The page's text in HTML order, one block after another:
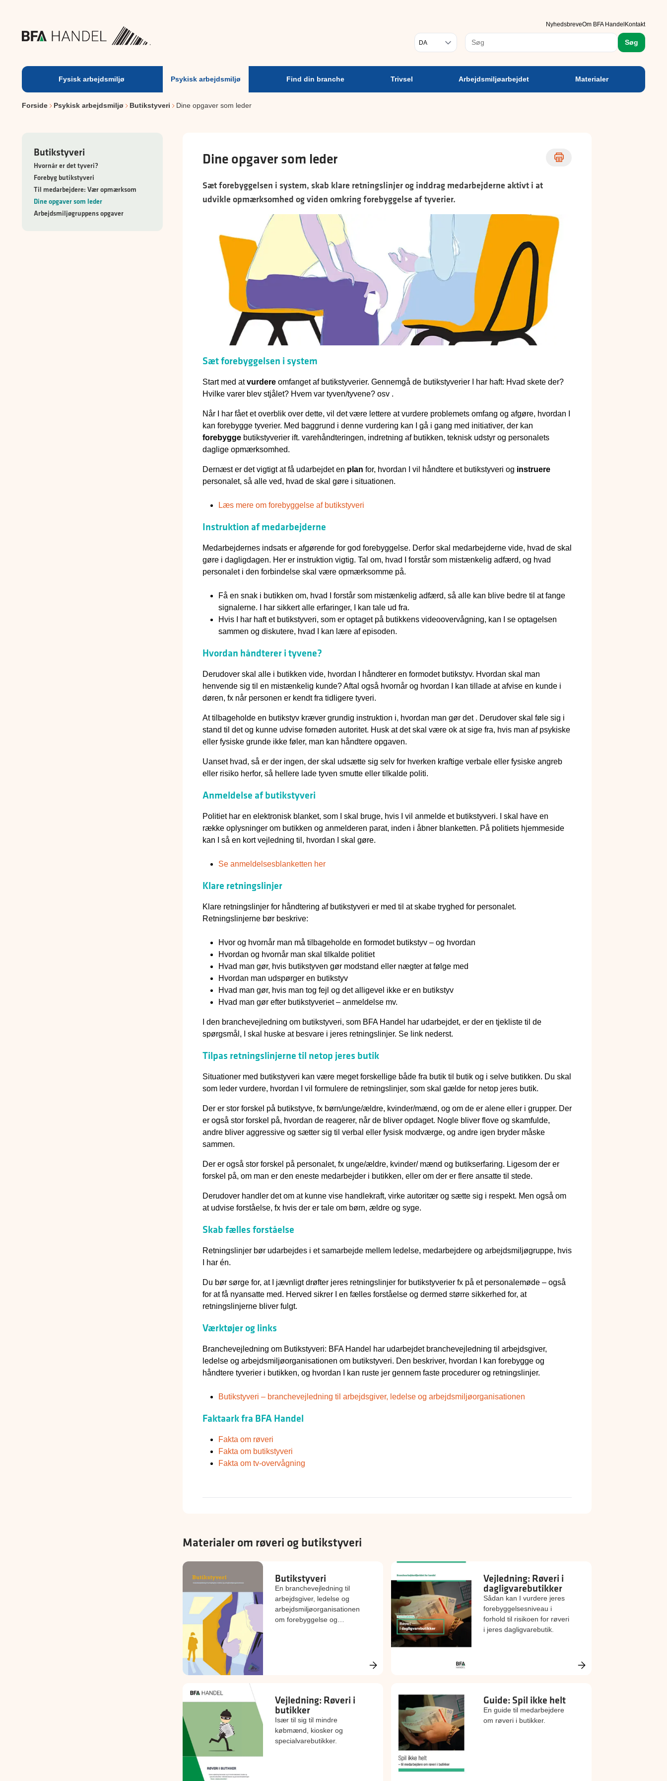
NyhedsbreveOm BFA Handel Kontakt
Vælg sprog Søg
Fysisk arbejdsmiljø Psykisk arbejdsmiljø Find din branche Trivsel Arbejdsmiljøarbejdet Materialer
Forside Psykisk arbejdsmiljø Butikstyveri Dine opgaver som leder
Butikstyveri
Hvornår er det tyveri?
Forebyg butikstyveri
Til medarbejdere: Vær opmærksom
Dine opgaver som leder
Arbejdsmiljøgruppens opgaver
Dine opgaver som leder
Sæt forebyggelsen i system, skab klare retningslinjer og inddrag medarbejderne aktivt i at
udvikle opmærksomhed og viden omkring forebyggelse af tyverier.
Sæt forebyggelsen i system
Start med atvurdere omfanget af butikstyverier. Gennemgå de butikstyverier I har haft: Hvad skete der?
Hvilke varer blev stjålet? Hvem var tyven/tyvene? osv .
Når I har fået et overblik over dette, vil det være lettere at vurdere problemets omfang og afgøre, hvordan I
kan forebygge tyverier. Med baggrund i denne vurdering kan I gå i gang med initiativer, der kan
forebygge butikstyverier ift. varehåndteringen, indretning af butikken, teknisk udstyr og personalets
daglige opmærksomhed.
Dernæst er det vigtigt at få udarbejdet en plan for, hvordan I vil håndtere et butikstyveri og instruere
personalet, så alle ved, hvad de skal gøre i situationen.
Læs mere om forebyggelse af butikstyveri
Instruktion af medarbejderne
Medarbejdernes indsats er afgørende for god forebyggelse. Derfor skal medarbejderne vide, hvad de skal
gøre i dagligdagen. Her er instruktion vigtig. Tal om, hvad I forstår som mistænkelig adfærd, og hvad
personalet i den forbindelse skal være opmærksomme på.
Få en snak i butikken om, hvad I forstår som mistænkelig adfærd, så alle kan blive bedre til at fange
signalerne. I har sikkert alle erfaringer, I kan tale ud fra.
Hvis I har haft et butikstyveri, som er optaget på butikkens videoovervågning, kan I se optagelsen
sammen og diskutere, hvad I kan lære af episoden.
Hvordan håndterer i tyvene?
Derudover skal alle i butikken vide, hvordan I håndterer en formodet butikstyv. Hvordan skal man
henvende sig til en mistænkelig kunde? Aftal også hvornår og hvordan I kan tillade at afvise en kunde i
døren, fx når personen er kendt fra tidligere tyveri.
At tilbageholde en butikstyv kræver grundig instruktion i, hvordan man gør det . Derudover skal føle sig i
stand til det og kunne udvise fornøden autoritet. Husk at det skal være ok at sige fra, hvis man af psykiske
eller fysiske grunde ikke føler, man kan håndtere opgaven.
Uanset hvad, så er der ingen, der skal udsætte sig selv for hverken kraftige verbale eller fysiske angreb
eller risiko herfor, så hellere lade tyven smutte eller tilkalde politi.
Anmeldelse af butikstyveri
Politiet har en elektronisk blanket, som I skal bruge, hvis I vil anmelde et butikstyveri. I skal have en
række oplysninger om butikken og anmelderen parat, inden i åbner blanketten. På politiets hjemmeside
kan I så en kort vejledning til, hvordan I skal gøre.
Se anmeldelsesblanketten her
Klare retningslinjer
Klare retningslinjer for håndtering af butikstyveri er med til at skabe tryghed for personalet.
Retningslinjerne bør beskrive:
Hvor og hvornår man må tilbageholde en formodet butikstyv – og hvordan
Hvordan og hvornår man skal tilkalde politiet
Hvad man gør, hvis butikstyven gør modstand eller nægter at følge med
Hvordan man udspørger en butikstyv
Hvad man gør, hvis man tog fejl og det alligevel ikke er en butikstyv
Hvad man gør efter butikstyveriet – anmeldelse mv.
I den branchevejledning om butikstyveri, som BFA Handel har udarbejdet, er der en tjekliste til de
spørgsmål, I skal huske at besvare i jeres retningslinjer. Se link nederst.
Tilpas retningslinjerne til netop jeres butik
Situationer med butikstyveri kan være meget forskellige både fra butik til butik og i selve butikken. Du skal
som leder vurdere, hvordan I vil formulere de retningslinjer, som skal gælde for netop jeres butik.
Der er stor forskel på butikstyve, fx børn/unge/ældre, kvinder/mænd, og om de er alene eller i grupper. Der
er også stor forskel på, hvordan de reagerer, når de bliver opdaget. Nogle bliver flove og skamfulde,
andre bliver aggressive og sætter sig til verbal eller fysisk modværge, og andre igen bryder måske
sammen.
Der er også stor forskel på personalet, fx unge/ældre, kvinder/ mænd og butikserfaring. Ligesom der er
forskel på, om man er den eneste medarbejder i butikken, eller om der er flere ansatte til stede.
Derudover handler det om at kunne vise handlekraft, virke autoritær og sætte sig i respekt. Men også om
at udvise forståelse, fx hvis der er tale om børn, ældre og syge.
Skab fælles forståelse
Retningslinjer bør udarbejdes i et samarbejde mellem ledelse, medarbejdere og arbejdsmiljøgruppe, hvis
I har én.
Du bør sørge for, at I jævnligt drøfter jeres retningslinjer for butikstyverier fx på et personalemøde – også
for at få nyansatte med. Herved sikrer I en fælles forståelse og dermed større sikkerhed for, at
retningslinjerne bliver fulgt.
Værktøjer og links
Branchevejledning om Butikstyveri: BFA Handel har udarbejdet branchevejledning til arbejdsgiver,
ledelse og arbejdsmiljøorganisationen om butikstyveri. Den beskriver, hvordan I kan forebygge og
håndtere tyverier i butikken, og hvordan I kan ruste jer gennem faste procedurer og retningslinjer.
Butikstyveri – branchevejledning til arbejdsgiver, ledelse og arbejdsmiljøorganisationen
Faktaark fra BFA Handel
Fakta om røveri
Fakta om butikstyveri
Fakta om tv-overvågning
Materialer om røveri og butikstyveri
Butikstyveri
En branchevejledning til
arbejdsgiver, ledelse og
arbejdsmiljøorganisationen
om forebyggelse og
Vejledning: Røveri i
dagligvarebutikker
Sådan kan I vurdere jeres
forebyggelsesniveau i
forhold til risikoen for røveri
i jeres dagligvarebutik.
Vejledning: Røveri i
butikker
Især til sig til mindre
købmænd, kiosker og
specialvarebutikker.
Guide: Spil ikke helt
En guide til medarbejdere
om røveri i butikker.